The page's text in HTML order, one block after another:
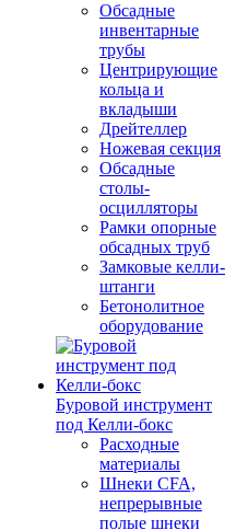
Обсадные
инвентарные
трубы
Центрирующие
кольца и
вкладыши
Дрейтеллер
Ножевая секция
Обсадные
столы-
осцилляторы
Рамки опорные
обсадных труб
Замковые келли-
штанги
Бетонолитное
оборудование
Буровой инструмент
под Келли-бокс
Расходные
материалы
Шнеки CFA,
непрерывные
полые шнеки